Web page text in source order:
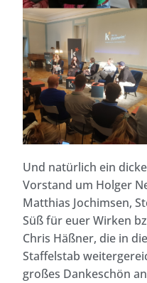
Und natürlich ein
Vorstand um Holger
Matthias Jochimsen,
Süß für euer Wirken
Chris Häßner, die in
Staffelstab
großes Dankeschön